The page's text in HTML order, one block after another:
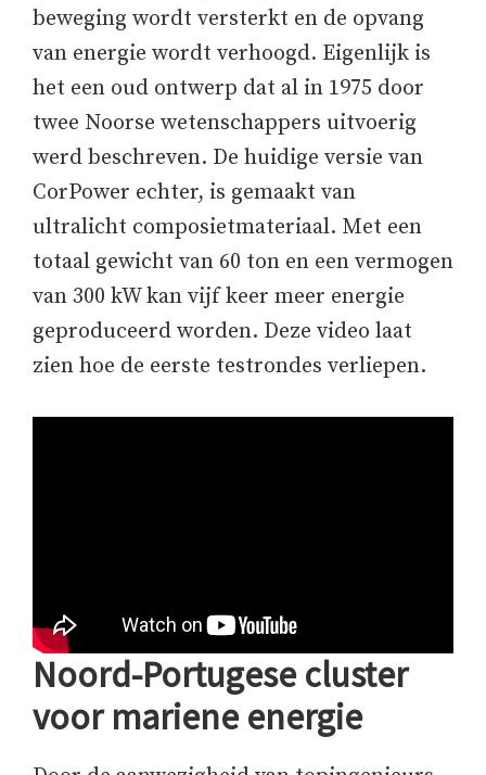
beweging wordt versterkt en de opvang
van energie wordt verhoogd. Eigenlijk is
het een oud ontwerp dat al in 1975 door
twee Noorse wetenschappers uitvoerig
werd beschreven. De huidige versie van
CorPower echter, is gemaakt van
ultralicht composietmateriaal. Met een
totaal gewicht van 60 ton en een vermogen
van 300 kW kan vijf keer meer energie
geproduceerd worden. Deze video laat
zien hoe de eerste testrondes verliepen.
Noord-Portugese cluster
voor mariene energie